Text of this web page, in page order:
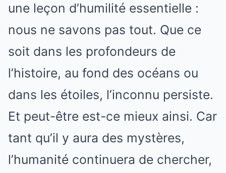
une leçon d’humilité essentielle :
nous ne savons pas tout. Que ce
soit dans les profondeurs de
l’histoire, au fond des océans ou
dans les étoiles, l’inconnu persiste.
Et peut-être est-ce mieux ainsi. Car
tant qu’il y aura des mystères,
l’humanité continuera de chercher,